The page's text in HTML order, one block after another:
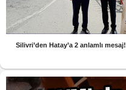
Silivri’den Hatay’a 2 anlamlı mesaj!